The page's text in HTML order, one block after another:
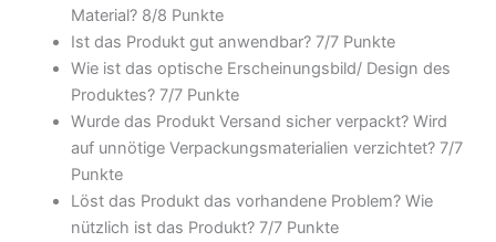
Material? 8/8 Punkte
Ist das Produkt gut anwendbar? 7/7 Punkte
Wie ist das optische Erscheinungsbild/ Design des
Produktes? 7/7 Punkte
Wurde das Produkt Versand sicher verpackt? Wird
auf unnötige Verpackungsmaterialien verzichtet? 7/7
Punkte
Löst das Produkt das vorhandene Problem? Wie
nützlich ist das Produkt? 7/7 Punkte